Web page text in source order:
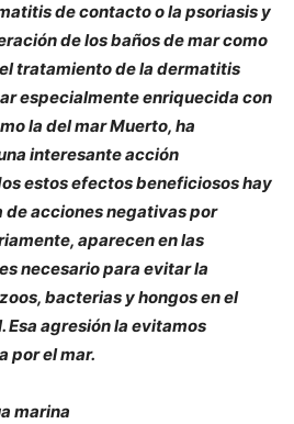
de contacto o la psoriasis y
de los baños de mar como
tratamiento de la dermatitis
especialmente enriquecida con
la del mar Muerto, ha
interesante acción
estos efectos beneficiosos hay
de acciones negativas por
aparecen en las
necesario para evitar la
bacterias y hongos en el
Esa agresión la evitamos
por el mar.
marina